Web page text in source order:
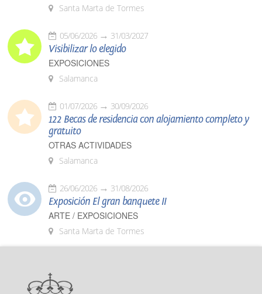
Santa Marta de Tormes
05/06/2026 31/03/2027
Visibilizar lo elegido
EXPOSICIONES
Salamanca
01/07/2026 30/09/2026
122 Becas de residencia con alojamiento completo y
gratuito
OTRAS ACTIVIDADES
Salamanca
26/06/2026 31/08/2026
Exposición El gran banquete II
ARTE / EXPOSICIONES
Santa Marta de Tormes